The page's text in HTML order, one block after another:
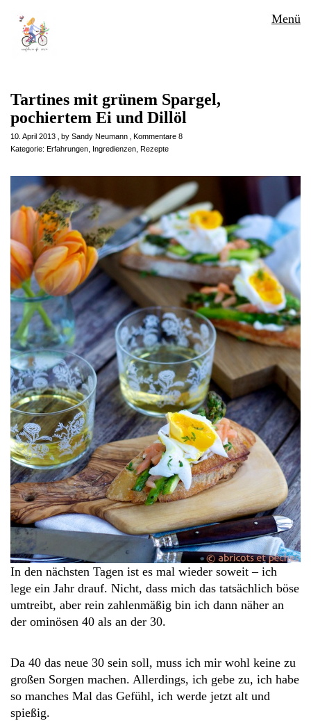
Menü
Tartines mit grünem Spargel,
pochiertem Ei und Dillöl
10. April 2013 by Sandy Neumann
Kommentare 8
Kategorie: Erfahrungen Ingredienzen Rezepte
In den nächsten Tagen ist es mal wieder soweit – ich
lege ein Jahr drauf. Nicht, dass mich das tatsächlich böse
umtreibt, aber rein zahlenmäßig bin ich dann näher an
der ominösen 40 als an der 30.
Da 40 das neue 30 sein soll, muss ich mir wohl keine zu
großen Sorgen machen. Allerdings, ich gebe zu, ich habe
so manches Mal das Gefühl, ich werde jetzt alt und
spießig.